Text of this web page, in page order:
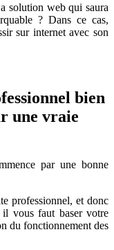
solution web qui saura
? Dans ce cas,
sur internet avec son
bien
une vraie
par une bonne
professionnel, et donc
il vous faut baser votre
du fonctionnement des